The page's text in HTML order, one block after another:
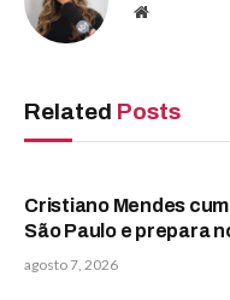
Website
Related Posts
Cristiano Mendes
São Paulo e prepara
agosto 7, 2026